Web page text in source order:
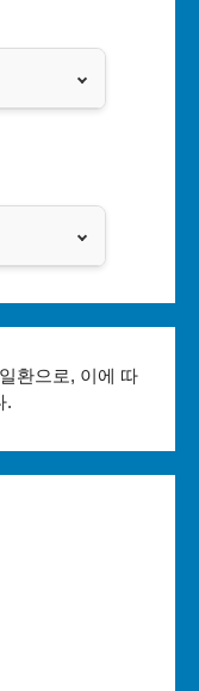
환으로, 이에 따
.